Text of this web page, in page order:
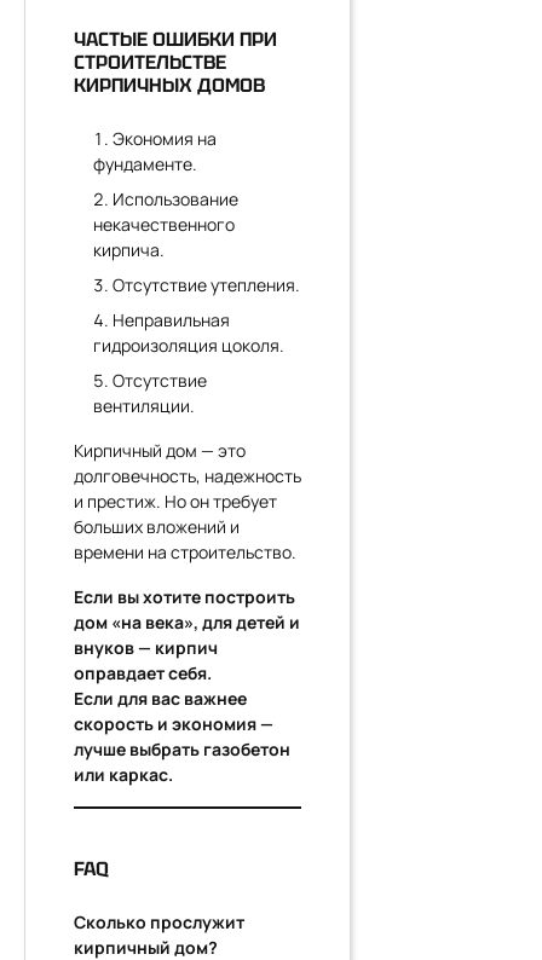
ЧАСТЫЕ ОШИБКИ ПРИ
СТРОИТЕЛЬСТВЕ
КИРПИЧНЫХ ДОМОВ
Экономия на
фундаменте.
Использование
некачественного
кирпича.
Отсутствие утепления.
Неправильная
гидроизоляция цоколя.
Отсутствие
вентиляции.
Кирпичный дом — это
долговечность, надежность
и престиж. Но он требует
больших вложений и
времени на строительство.
Если вы хотите построить
дом «на века», для детей и
внуков — кирпич
оправдает себя.
Если для вас важнее
скорость и экономия —
лучше выбрать газобетон
или каркас.
FAQ
Сколько прослужит
кирпичный дом?